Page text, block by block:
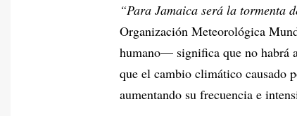
“Para Jamaica será la tormenta
Organización Meteorológica
humano— significa que no habrá
que el cambio climático causado
aumentando su frecuencia e